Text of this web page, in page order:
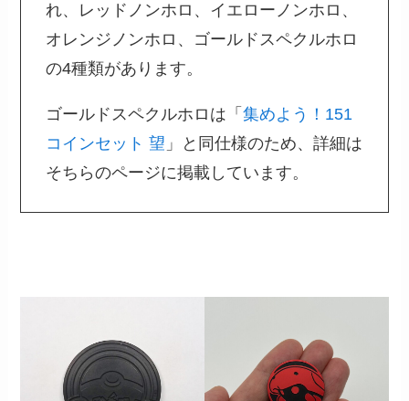
れ、レッドノンホロ、イエローノンホロ、
オレンジノンホロ、ゴールドスペクルホロ
の4種類があります。
ゴールドスペクルホロは「集めよう！151
コインセット 望 」と同仕様のため、詳細は
そちらのページに掲載しています。